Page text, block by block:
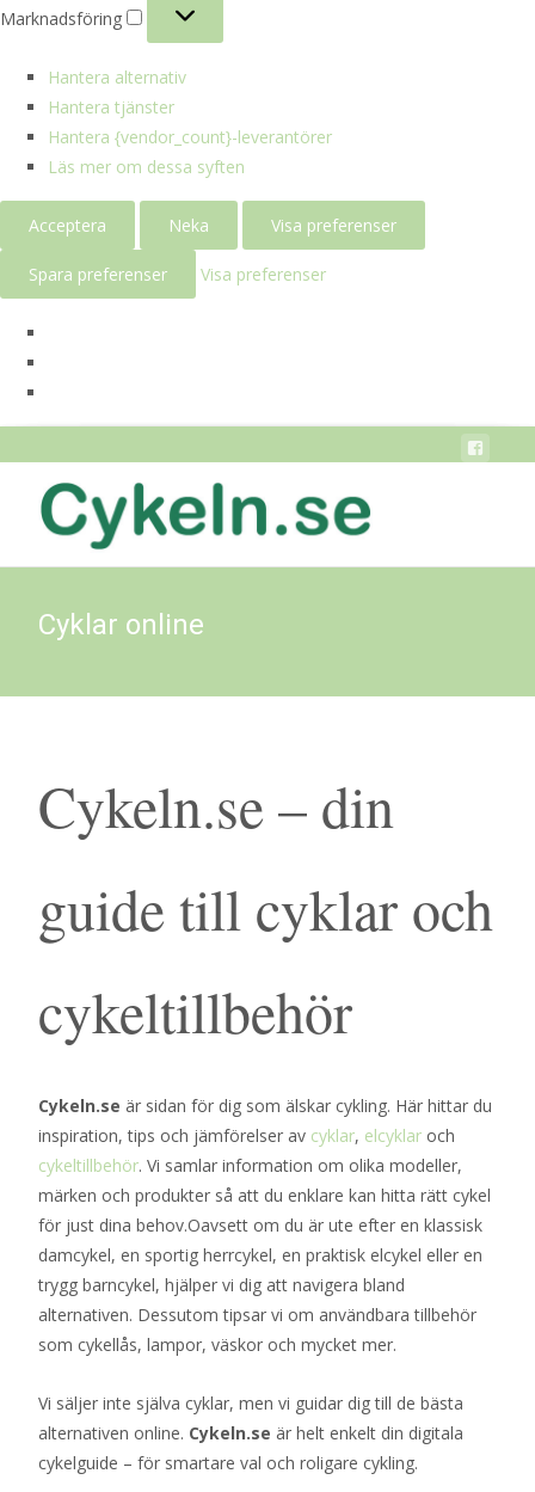
Marknadsföring
Hantera alternativ
Hantera tjänster
Hantera {vendor_count}-leverantörer
Läs mer om dessa syften
Acceptera Neka Visa preferenser
Spara preferenser Visa preferenser
Cyklar online
Cykeln.se – din
guide till cyklar och
cykeltillbehör
Cykeln.se är sidan för dig som älskar cykling. Här hittar du
inspiration, tips och jämförelser av cyklar, elcyklar och
cykeltillbehör. Vi samlar information om olika modeller,
märken och produkter så att du enklare kan hitta rätt cykel
för just dina behov.Oavsett om du är ute efter en klassisk
damcykel, en sportig herrcykel, en praktisk elcykel eller en
trygg barncykel, hjälper vi dig att navigera bland
alternativen. Dessutom tipsar vi om användbara tillbehör
som cykellås, lampor, väskor och mycket mer.
Vi säljer inte själva cyklar, men vi guidar dig till de bästa
alternativen online. Cykeln.se är helt enkelt din digitala
cykelguide – för smartare val och roligare cykling.